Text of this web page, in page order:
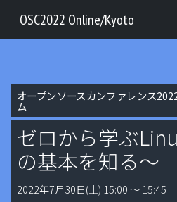
OSC2022 Online/Kyoto
オープンソースカンファレンス
ム
ゼロから学ぶ
の基本を知る～
2022年7月30日(土) 15:00 〜 15:45